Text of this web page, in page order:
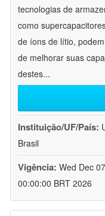
tecnologias de
como
de íons de lítio,
de melhorar suas
destes...
Instituição/UF/País:
Brasil
Vigência: Wed Dec
00:00:00 BRT 2026